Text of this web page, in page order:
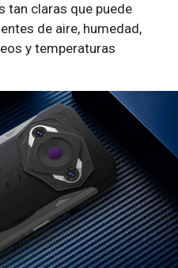
tan claras que puede
de aire, humedad,
y temperaturas